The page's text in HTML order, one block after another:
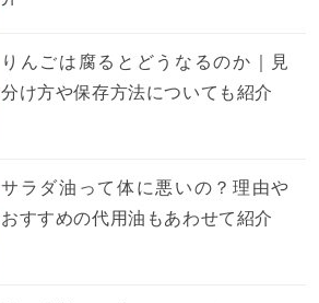
りんごは腐るとどうなるのか｜見
分け方や保存方法についても紹介
サラダ油って体に悪いの？理由や
おすすめの代用油もあわせて紹介